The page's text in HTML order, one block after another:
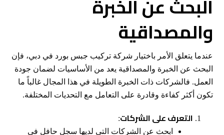
والمصداقية
عندما يتعلق الأمر باختيار شركة تركيب جبس بورد في دبي، فإن
البحث عن الخبرة والمصداقية يعد من الأساسيات لضمان جودة
العمل. فالشركات ذات الخبرة الطويلة في هذا المجال غالباً ما
تكون أكثر كفاءة وقادرة على التعامل مع التحديات المختلفة.
التعرف على الشركات:
ابحث عن الشركات التي لديها سجل حافل في